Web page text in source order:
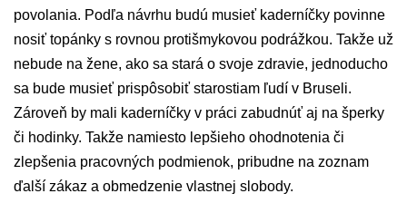
povolania. Podľa návrhu budú musieť kaderníčky povinne
nosiť topánky s rovnou protišmykovou podrážkou. Takže už
nebude na žene, ako sa stará o svoje zdravie, jednoducho
sa bude musieť prispôsobiť starostiam ľudí v Bruseli.
Zároveň by mali kaderníčky v práci zabudnúť aj na šperky
či hodinky. Takže namiesto lepšieho ohodnotenia či
zlepšenia pracovných podmienok, pribudne na zoznam
ďalší zákaz a obmedzenie vlastnej slobody.